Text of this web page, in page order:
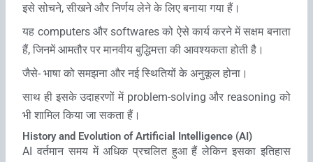
इसे सोचने, सीखने और निर्णय लेने के लिए बनाया गया हैं।
यह computers और softwares को ऐसे कार्य करने में सक्षम बनाता
हैं, जिनमें आमतौर पर मानवीय बुद्धिमत्ता की आवश्यकता होती है।
जैसे- भाषा को समझना और नई स्थितियों के अनुकूल होना।
साथ ही इसके उदाहरणों में problem-solving और reasoning को
भी शामिल किया जा सकता हैं।
History and Evolution of Artificial Intelligence (AI)
AI वर्तमान समय में अधिक प्रचलित हुआ हैं लेकिन इसका इतिहास